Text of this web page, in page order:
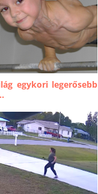
egykori legerősebb